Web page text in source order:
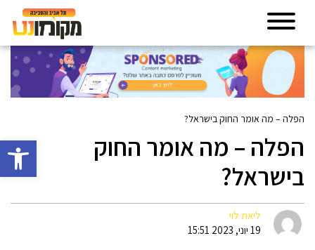
פתח
הפלה – מה אומר החוק בישראל?
הפלה – מה אומר החוק
בישראל?
ליאת לוי
19 יוני, 2023 15:51